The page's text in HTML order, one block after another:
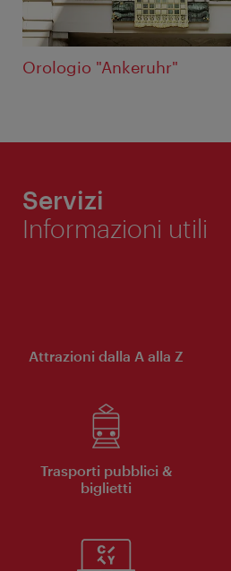
Orologio "Ankeruhr"
Servizi
Informazioni utili
Attrazioni dalla A alla Z
Trasporti pubblici &
biglietti